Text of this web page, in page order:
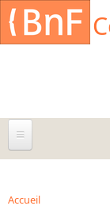
Aller au contenu
À propos
Agenda
Accueil
Cookies management